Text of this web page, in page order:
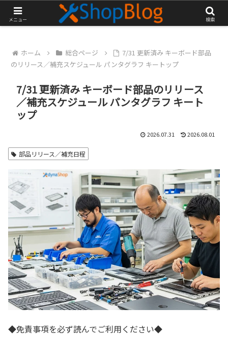
再生部品工房 ダイナショップ ブログ
ホーム 総合ページ
7/31 更新済み キーボード部品
のリリース／補充スケジュール パンタグラフ キートップ
7/31 更新済み キーボード部品のリリース
／補充スケジュール パンタグラフ キート
ップ
2026.07.31 2026.08.01
部品リリース／補充日程
◆免責事項を必ず読んでご利用ください◆
メニュー 検索